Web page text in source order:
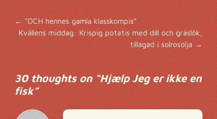
Inläggsnavigering
←”OCH hennes gamla klasskompis”
Kvällens middag: Krispig potatis med dill och gräslök,
tillagad i solrosolja →
30 thoughts on “Hjælp Jeg er ikke en
fisk”